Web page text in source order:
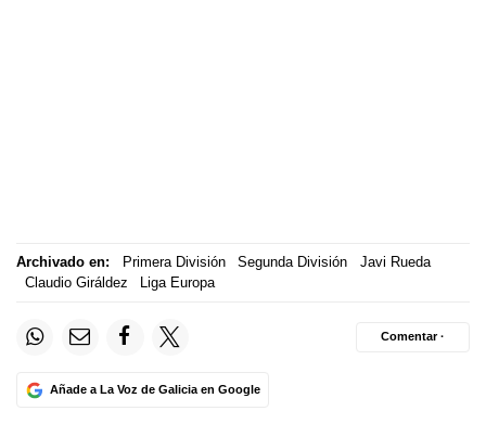
Archivado en: Primera División Segunda División
Javi Rueda
Claudio Giráldez
Liga Europa
Añade a La Voz de Galicia en Google
Comentar ·